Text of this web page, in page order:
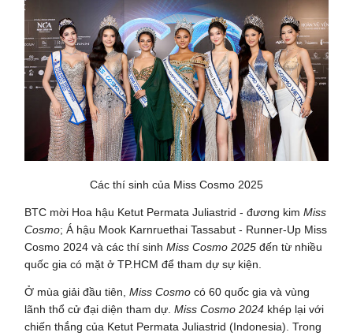
Các thí sinh của Miss Cosmo 2025
BTC mời Hoa hậu Ketut Permata Juliastrid - đương kimMiss
Cosmo; Á hậu Mook Karnruethai Tassabut - Runner-Up Miss
Cosmo 2024 và các thí sinhMiss Cosmo 2025 đến từ nhiều
quốc gia có mặt ở TP.HCM để tham dự sự kiện.
Ở mùa giải đầu tiên,Miss Cosmo có 60 quốc gia và vùng
lãnh thổ cử đại diện tham dự.Miss Cosmo 2024 khép lại với
chiến thắng của Ketut Permata Juliastrid (Indonesia). Trong